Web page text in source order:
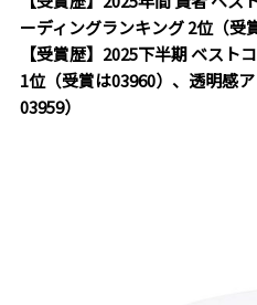
ーディングランキング 2位（受
【受賞歴】2025下半期 ベスト
1位（受賞は03960）、透明感
03959）